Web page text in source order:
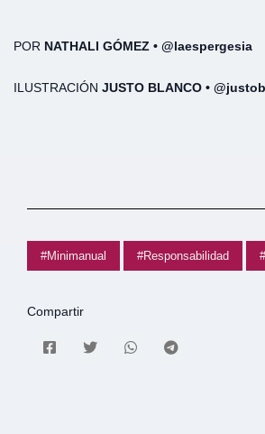
POR NATHALI GÓMEZ • @laespergesia
ILUSTRACIÓN JUSTO BLANCO •
#Minimanual #Responsabilidad
Compartir